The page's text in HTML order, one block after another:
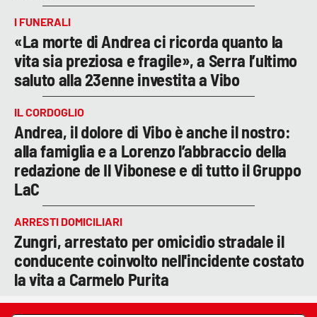
I FUNERALI
«La morte di Andrea ci ricorda quanto la
vita sia preziosa e fragile», a Serra l’ultimo
saluto alla 23enne investita a Vibo
IL CORDOGLIO
Andrea, il dolore di Vibo è anche il nostro:
alla famiglia e a Lorenzo l’abbraccio della
redazione de Il Vibonese e di tutto il Gruppo
LaC
ARRESTI DOMICILIARI
Zungri, arrestato per omicidio stradale il
conducente coinvolto nell'incidente costato
la vita a Carmelo Purita